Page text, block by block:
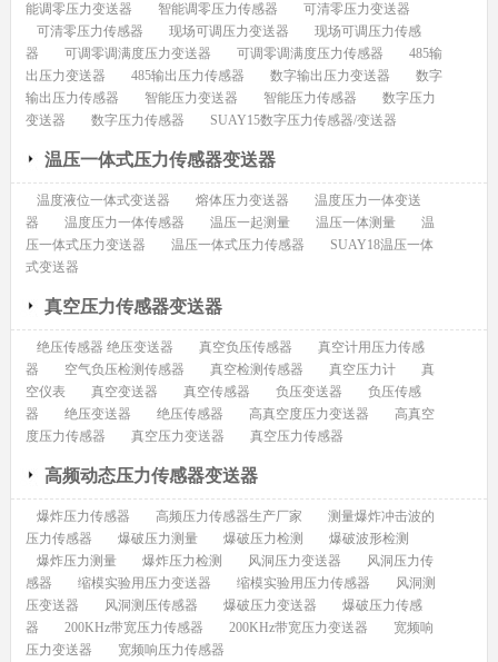
能调零压力变送器
智能调零压力传感器
可清零压力变送器
可清零压力传感器
现场可调压力变送器
现场可调压力传感
器
可调零调满度压力变送器 可调零调满度压力传感器
485输
出压力变送器
485输出压力传感器 数字输出压力变送器
数字
输出压力传感器
智能压力变送器 智能压力传感器
数字压力
变送器
数字压力传感器 SUAY15数字压力传感器/变送器
温压一体式压力传感器变送器
温度液位一体式变送器 熔体压力变送器
温度压力一体变送
器
温度压力一体传感器 温压一起测量 温压一体测量
温
压一体式压力变送器
温压一体式压力传感器
SUAY18温压一体
式变送器
真空压力传感器变送器
绝压传感器 绝压变送器 真空负压传感器
真空计用压力传感
器
空气负压检测传感器 真空检测传感器 真空压力计
真
空仪表
真空变送器 真空传感器 负压变送器
负压传感
器
绝压变送器 绝压传感器 高真空度压力变送器
高真空
度压力传感器
真空压力变送器 真空压力传感器
高频动态压力传感器变送器
爆炸压力传感器 高频压力传感器生产厂家
测量爆炸冲击波的
压力传感器
爆破压力测量 爆破压力检测
爆破波形检测
爆炸压力测量
爆炸压力检测 风洞压力变送器
风洞压力传
感器
缩模实验用压力变送器 缩模实验用压力传感器
风洞测
压变送器
风洞测压传感器 爆破压力变送器
爆破压力传感
器
200KHz带宽压力传感器 200KHz带宽压力变送器
宽频响
压力变送器
宽频响压力传感器